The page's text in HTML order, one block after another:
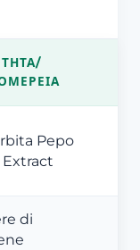
Pepo
Extract
di